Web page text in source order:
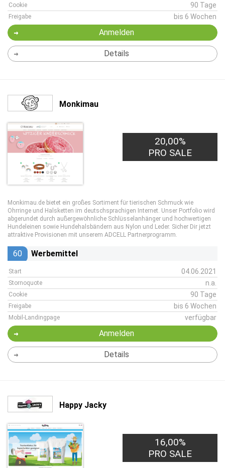
Cookie 90 Tage
Freigabe bis 6 Wochen
Anmelden
Details
Monkimau
20,00%
PRO SALE
Monkimau.de bietet ein großes Sortiment für tierischen Schmuck wie
Ohrringe und Halsketten im deutschsprachigen Internet. Unser Portfolio wird
abgerundet durch außergewöhnliche Schlüsselanhänger und hochwertigen
Hundeleinen sowie Hundehalsbändern aus Nylon und Leder. Sicher Dir jetzt
attraktive Provisionen mit unserem ADCELL Partnerprogramm.
60 Werbemittel
Start 04.06.2021
Stornoquote n.a.
Cookie 90 Tage
Freigabe bis 6 Wochen
Mobil-Landingpage verfügbar
Anmelden
Details
Happy Jacky
16,00%
PRO SALE